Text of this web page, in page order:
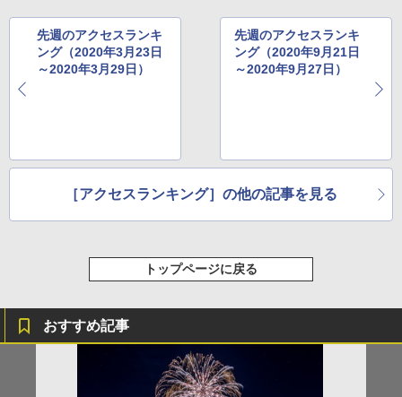
コンパクト iimono117 (ブルー)
￥3,080
先週のアクセスランキ
ング（2020年3月23日
～2020年3月29日）
先週のアクセスランキ
ング（2020年9月21日
～2020年9月27日）
［アクセスランキング］の他の記事を見る
トップページに戻る
おすすめ記事